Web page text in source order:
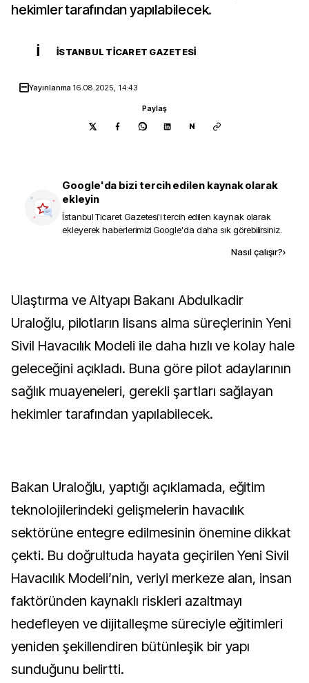
hekimler tarafından yapılabilecek.
İ İSTANBUL TICARET GAZETESI
Yayınlanma 16.08.2025, 14:43
Paylaş
N
Google'da bizi tercih edilen kaynak olarak
ekleyin
İstanbul Ticaret Gazetesi'i tercih edilen kaynak olarak
ekleyerek haberlerimizi Google'da daha sık görebilirsiniz.
Nasıl çalışır?›
Ulaştırma ve Altyapı Bakanı Abdulkadir
Uraloğlu, pilotların lisans alma süreçlerinin Yeni
Sivil Havacılık Modeli ile daha hızlı ve kolay hale
geleceğini açıkladı. Buna göre pilot adaylarının
sağlık muayeneleri, gerekli şartları sağlayan
hekimler tarafından yapılabilecek.
Bakan Uraloğlu, yaptığı açıklamada, eğitim
teknolojilerindeki gelişmelerin havacılık
sektörüne entegre edilmesinin önemine dikkat
çekti. Bu doğrultuda hayata geçirilen Yeni Sivil
Havacılık Modeli’nin, veriyi merkeze alan, insan
faktöründen kaynaklı riskleri azaltmayı
hedefleyen ve dijitalleşme süreciyle eğitimleri
yeniden şekillendiren bütünleşik bir yapı
sunduğunu belirtti.